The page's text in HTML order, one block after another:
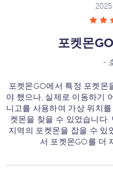
포켓몬
-
포켓몬GO에서 특정 포켓몬
야 했으나, 실제로 이동하기
니고를 사용하여 가상 위치
켓몬을 찾을 수 있었습니다
지역의 포켓몬을 잡을 수 있
서 포켓몬GO를 더